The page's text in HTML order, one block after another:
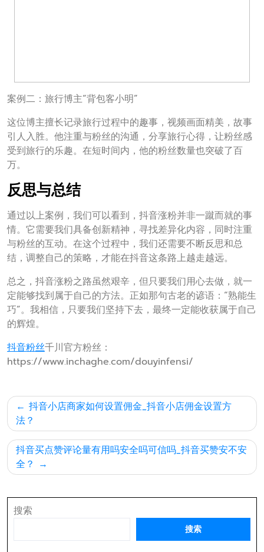
案例二：旅行博主“背包客小明”
这位博主擅长记录旅行过程中的趣事，视频画面精美，故事
引人入胜。他注重与粉丝的沟通，分享旅行心得，让粉丝感
受到旅行的乐趣。在短时间内，他的粉丝数量也突破了百
万。
反思与总结
通过以上案例，我们可以看到，抖音涨粉并非一蹴而就的事
情。它需要我们具备创新精神，寻找差异化内容，同时注重
与粉丝的互动。在这个过程中，我们还需要不断反思和总
结，调整自己的策略，才能在抖音这条路上越走越远。
总之，抖音涨粉之路虽然艰辛，但只要我们用心去做，就一
定能够找到属于自己的方法。正如那句古老的谚语：“熟能生
巧”。我相信，只要我们坚持下去，最终一定能收获属于自己
的辉煌。
抖音粉丝千川官方粉丝：
https://www.inchaghe.com/douyinfensi/
文
章
导
航
抖音小店商家如何设置佣金_抖音小店佣金设置方
法？
抖音买点赞评论量有用吗安全吗可信吗_抖音买赞安不安
全？
搜索
搜索